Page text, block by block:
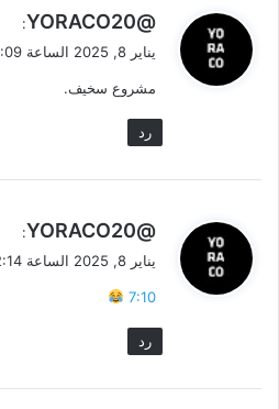
ي
ل
@YORACO20
:
يناير 8, 2025 الساعة 2:09 ص
مشروع سخيف.
رد
ي
ل
@YORACO20
:
يناير 8, 2025 الساعة 2:14 ص
7:10
رد